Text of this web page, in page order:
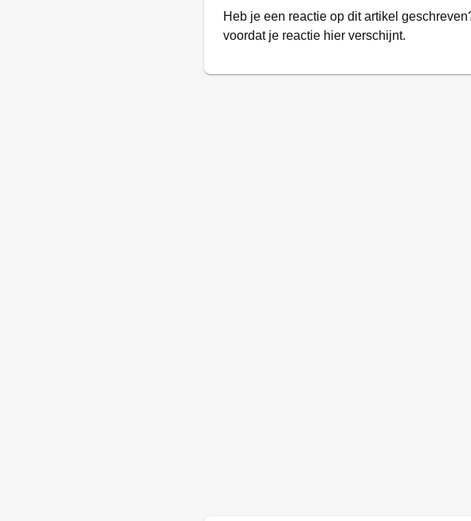
Heb je een reactie op dit artikel
voordat je reactie hier verschijnt.